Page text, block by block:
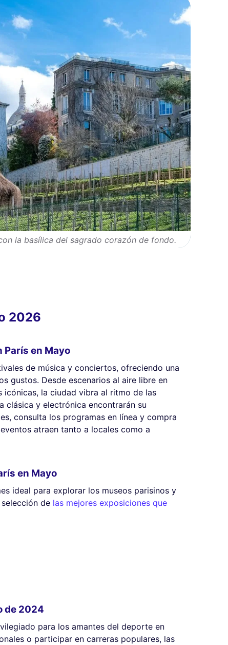
la basílica del sagrado corazón de fondo.
2026
París en Mayo
de música y conciertos, ofreciendo una
gustos. Desde escenarios al aire libre en
icónicas, la ciudad vibra al ritmo de las
clásica y electrónica encontrarán su
consulta los programas en línea y compra
atraen tanto a locales como a
en Mayo
ideal para explorar los museos parisinos y
de las mejores exposiciones que
de 2024
para los amantes del deporte en
o participar en carreras populares, las